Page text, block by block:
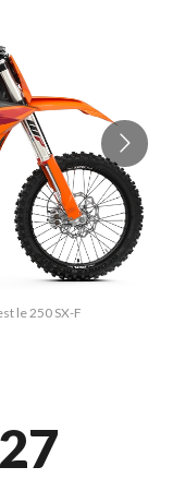
le 250 SX-F